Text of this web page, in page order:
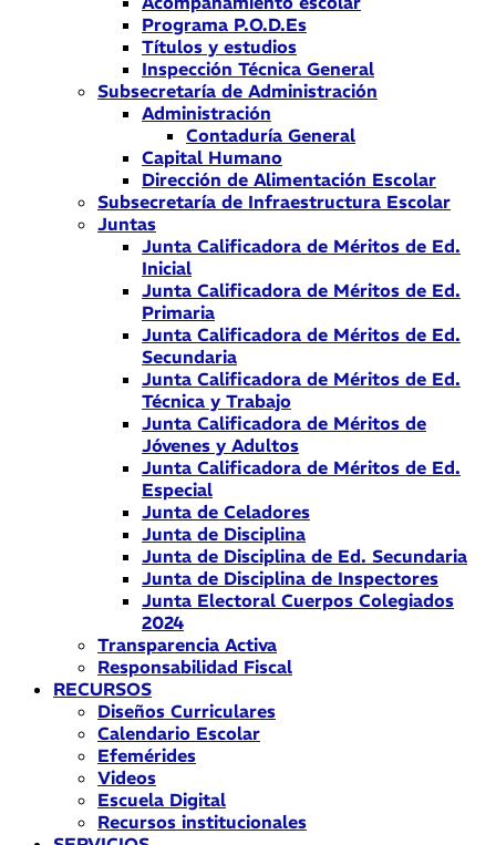
Programa P.O.D.Es
Títulos y estudios
Inspección Técnica General
Subsecretaría de Administración
Administración
Contaduría General
Capital Humano
Dirección de Alimentación Escolar
Subsecretaría de Infraestructura Escolar
Juntas
Junta Calificadora de Méritos de Ed.
Inicial
Junta Calificadora de Méritos de Ed.
Primaria
Junta Calificadora de Méritos de Ed.
Secundaria
Junta Calificadora de Méritos de Ed.
Técnica y Trabajo
Junta Calificadora de Méritos de
Jóvenes y Adultos
Junta Calificadora de Méritos de Ed.
Especial
Junta de Celadores
Junta de Disciplina
Junta de Disciplina de Ed. Secundaria
Junta de Disciplina de Inspectores
Junta Electoral Cuerpos Colegiados
2024
Transparencia Activa
Responsabilidad Fiscal
RECURSOS
Diseños Curriculares
Calendario Escolar
Efemérides
Videos
Escuela Digital
Recursos institucionales